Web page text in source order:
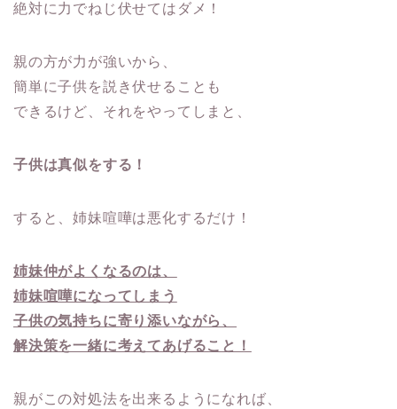
絶対に力でねじ伏せてはダメ！
親の方が力が強いから、
簡単に子供を説き伏せることも
できるけど、それをやってしまと、
子供は真似をする！
すると、姉妹喧嘩は悪化するだけ！
姉妹仲がよくなるのは、
姉妹喧嘩になってしまう
子供の気持ちに寄り添いながら、
解決策を一緒に考えてあげること！
親がこの対処法を出来るようになれば、